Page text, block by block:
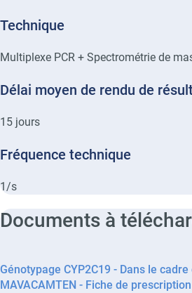
Technique
Multiplexe PCR + Spectrométrie de
Délai moyen de rendu de
15 jours
Fréquence technique
1/s
Documents à
Génotypage CYP2C19 - Dans le
MAVACAMTEN - Fiche de